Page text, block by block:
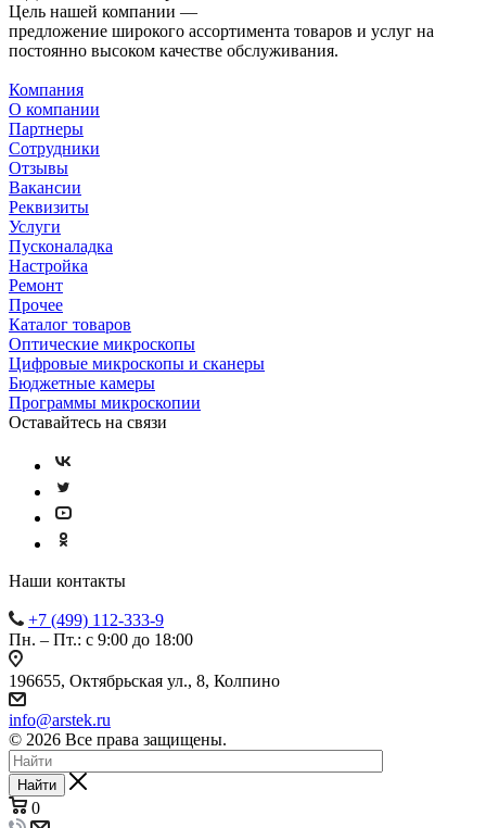
Цель нашей компании —
предложение широкого ассортимента товаров и услуг на
постоянно высоком качестве обслуживания.
Компания
О компании
Партнеры
Сотрудники
Отзывы
Вакансии
Реквизиты
Услуги
Пусконаладка
Настройка
Ремонт
Прочее
Каталог товаров
Оптические микроскопы
Цифровые микроскопы и сканеры
Бюджетные камеры
Программы микроскопии
Оставайтесь на связи
Наши контакты
+7 (499) 112-333-9
Пн. – Пт.: с 9:00 до 18:00
196655, Октябрьская ул., 8, Колпино
info@arstek.ru
© 2026 Все права защищены.
Найти
0